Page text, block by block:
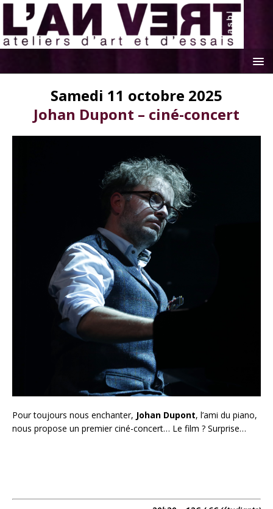
Samedi 11 octobre 2025
Johan Dupont – ciné-concert
Pour toujours nous enchanter, Johan Dupont, l’ami du piano,
nous propose un premier ciné-concert… Le film ? Surprise…